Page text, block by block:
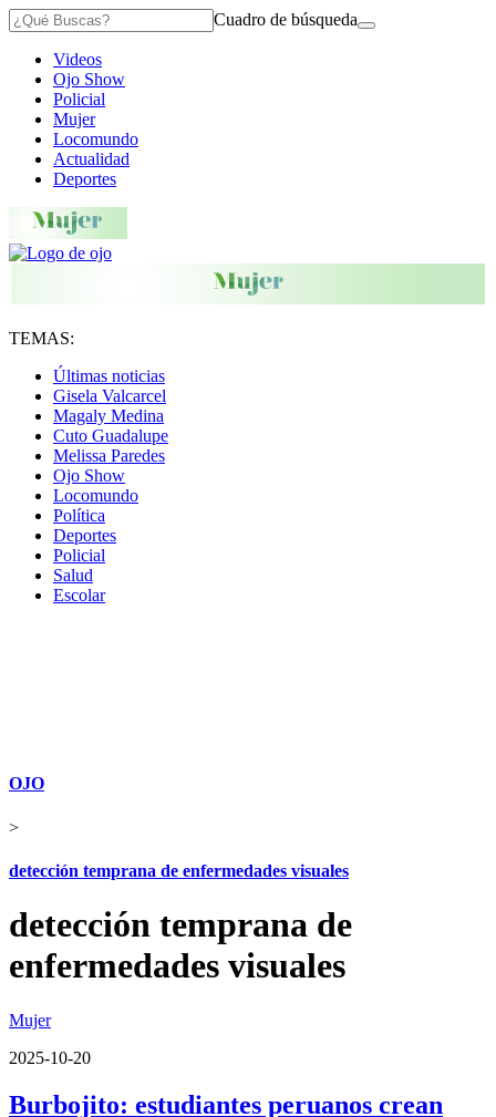
Cuadro de búsqueda
Videos
Ojo Show
Policial
Mujer
Locomundo
Actualidad
Deportes
TEMAS:
Últimas noticias
Gisela Valcarcel
Magaly Medina
Cuto Guadalupe
Melissa Paredes
Ojo Show
Locomundo
Política
Deportes
Policial
Salud
Escolar
OJO
>
detección temprana de enfermedades visuales
detección temprana de
enfermedades visuales
Mujer
2025-10-20
Burbojito: estudiantes peruanos crean